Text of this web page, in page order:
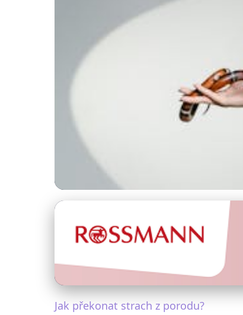
Překonejte
· 5 min čtení · Autor: Lenka Svobodová
Jak překonat strach z porodu?